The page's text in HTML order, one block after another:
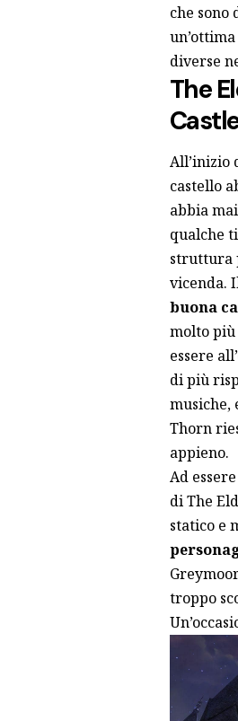
che sono
diverse
The
All’inizio
castello
abbia
qualche
struttura
vicenda.
buona
molto
essere
di più
musiche,
Thorn
appieno.
Ad
di The
statico e
troppo